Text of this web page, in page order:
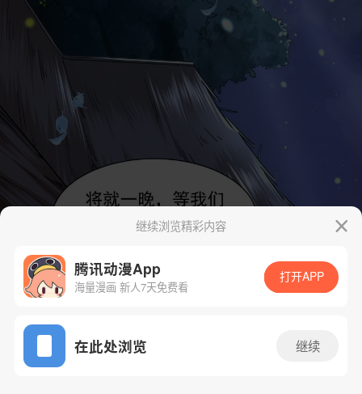
App免费看
继续浏览精彩内容
腾讯动漫App
海量漫画 新人7天免费看
打开APP
在此处浏览 继续